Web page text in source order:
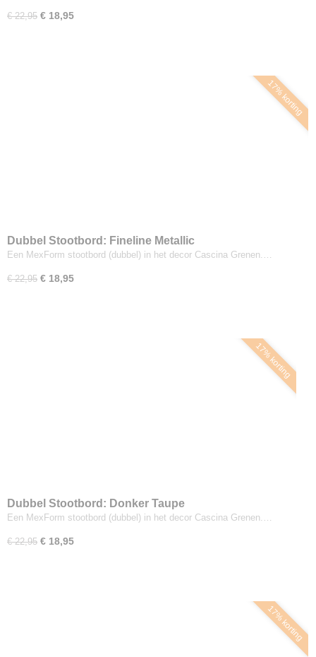
€ 22,95 € 18,95
17% korting
Dubbel Stootbord: Fineline Metallic
Een MexForm stootbord (dubbel) in het decor Cascina Grenen.…
€ 22,95 € 18,95
17% korting
Dubbel Stootbord: Donker Taupe
Een MexForm stootbord (dubbel) in het decor Cascina Grenen.…
€ 22,95 € 18,95
17% korting